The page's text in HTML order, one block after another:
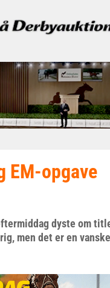
EM-opgave
dyste om
men det er en